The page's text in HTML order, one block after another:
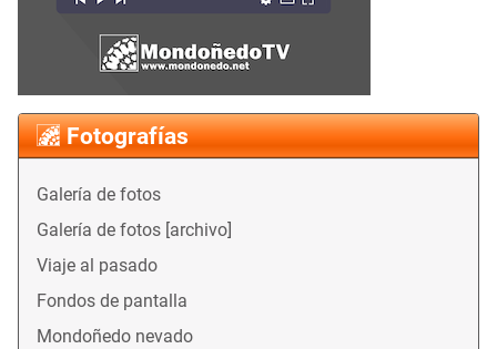
Fotografías
Galería de fotos
Galería de fotos [archivo]
Viaje al pasado
Fondos de pantalla
Mondoñedo nevado